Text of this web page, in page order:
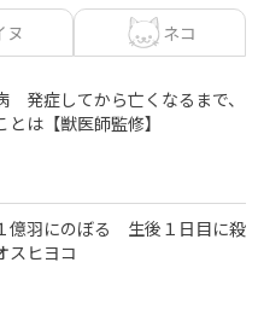
ヌ ネコ
発症してから亡くなるまで、
は【獣医師監修】
億羽にのぼる 生後１日目に殺
スヒヨコ